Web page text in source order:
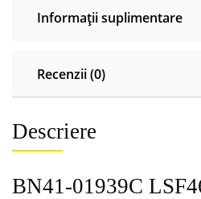
Informații suplimentare
Recenzii (0)
Descriere
BN41-01939C